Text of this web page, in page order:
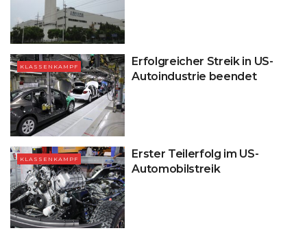
KLASSENKAMPF
Erfolgreicher Streik in US-
Autoindustrie beendet
KLASSENKAMPF
Erster Teilerfolg im US-
Automobilstreik